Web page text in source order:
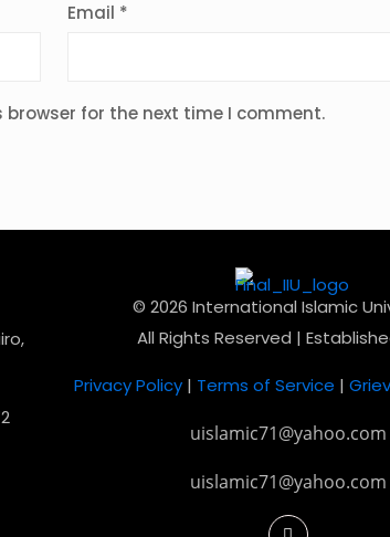
Email *
for the next time I comment.
© 2026 International Islamic
All Rights Reserved |
Privacy Policy| Terms of Service |
uislamic71@yahoo.com
uislamic71@yahoo.com